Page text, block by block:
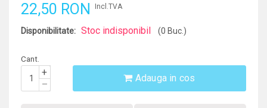
22,50 RON Incl.TVA
Disponibilitate: Stoc indisponibil (0 Buc.)
Cant.
+
–
Adauga in cos